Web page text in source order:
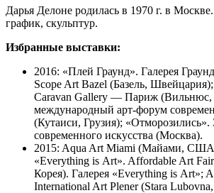
Дарья Делоне родилась в 1970 г. в
график, скульптур.
Избранные выставки:
2016: «Плей Граунд». Галерея
Scope Art Bazel (Базель,
Caravan Gallery — Париж (Вильнюс,
международный арт-форум
(Кутаиси, Грузия); «Отморозились».
современного искусства (Москва).
2015: Aqua Art Miami (Майами,
«Everything is Art». Affordable Art
Корея). Галерея «Everything is Art»;
International Art Plener (Stara